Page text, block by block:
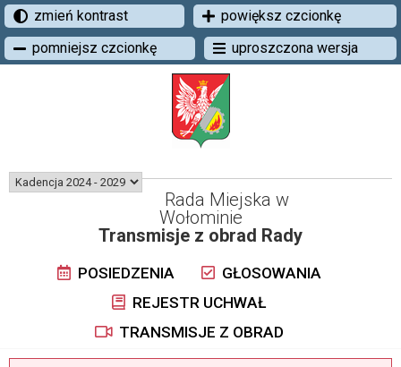
zmień kontrast
powiększ czcionkę
pomniejsz czcionkę
uproszczona wersja
Rada Miejska w
Wołominie
Transmisje z obrad Rady
POSIEDZENIA
GŁOSOWANIA
REJESTR UCHWAŁ
TRANSMISJE Z OBRAD